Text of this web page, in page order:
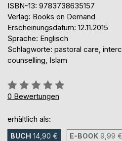
ISBN-13: 9783738635157
Verlag: Books on Demand
Erscheinungsdatum: 12.11.2015
Sprache: Englisch
Schlagworte: pastoral care,
counselling, Islam
Bewertung::
0%
0 Bewertungen
erhältlich als:
BUCH 14,90 € E-BOOK 9,99 €